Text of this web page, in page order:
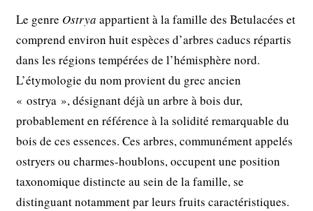
Le genre Ostrya appartient à la famille des Betulacées et
comprend environ huit espèces d’arbres caducs répartis
dans les régions tempérées de l’hémisphère nord.
L’étymologie du nom provient du grec ancien
« ostrya », désignant déjà un arbre à bois dur,
probablement en référence à la solidité remarquable du
bois de ces essences. Ces arbres, communément appelés
ostryers ou charmes-houblons, occupent une position
taxonomique distincte au sein de la famille, se
distinguant notamment par leurs fruits caractéristiques.